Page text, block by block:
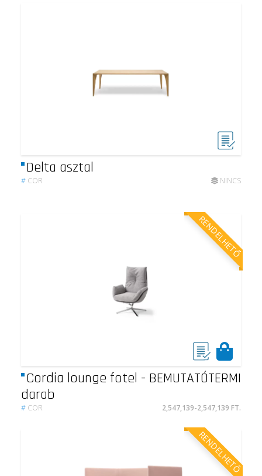
Delta asztal
# COR NINCS
RENDELHETŐ
Cordia lounge fotel - BEMUTATÓTERMI
darab
# COR 2,547,139-2,547,139 FT.
RENDELHETŐ